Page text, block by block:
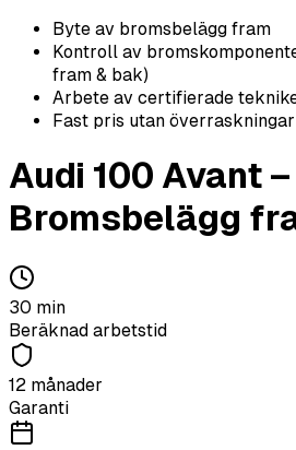
Byte av bromsbelägg fram
Kontroll av
fram & bak)
Arbete av certifierade
Fast pris utan överraskningar
Audi 100 Avant –
Bromsbelägg
30 min
Beräknad arbetstid
12 månader
Garanti